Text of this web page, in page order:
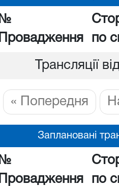
№
Провадження
по
Трансляції
« Попередня
Заплановані
№
Провадження
по